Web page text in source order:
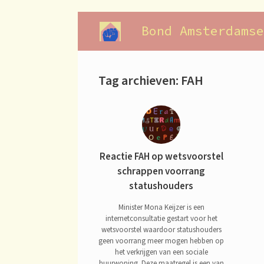
inhoud
Bond
Tag archieven: FAH
Reactie FAH op wetsvoorstel
schrappen voorrang
statushouders
Minister Mona Keijzer is een
internetconsultatie gestart voor het
wetsvoorstel waardoor statushouders
geen voorrang meer mogen hebben op
het verkrijgen van een sociale